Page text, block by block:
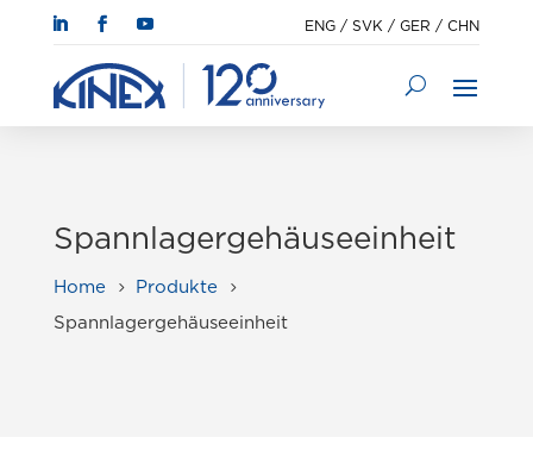
ENG /SVK /GER /CHN
Spannlagergehäuseeinheit
Home 5 Produkte
5
Spannlagergehäuseeinheit